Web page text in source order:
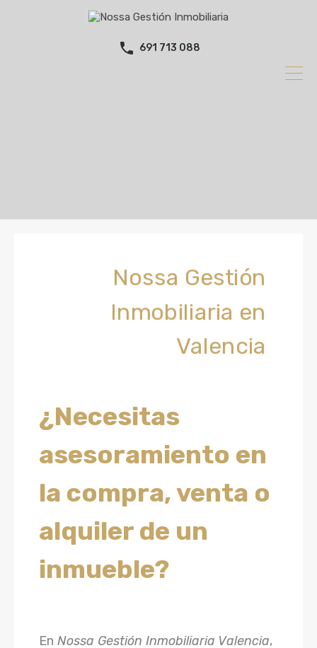
691 713 088
Nossa Gestión
Inmobiliaria en
Valencia
¿Necesitas
asesoramiento en
la compra, venta o
alquiler de un
inmueble?
En Nossa Gestión Inmobiliaria Valencia,